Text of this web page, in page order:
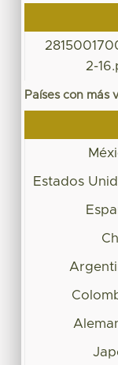
2-
Países con más
Estados